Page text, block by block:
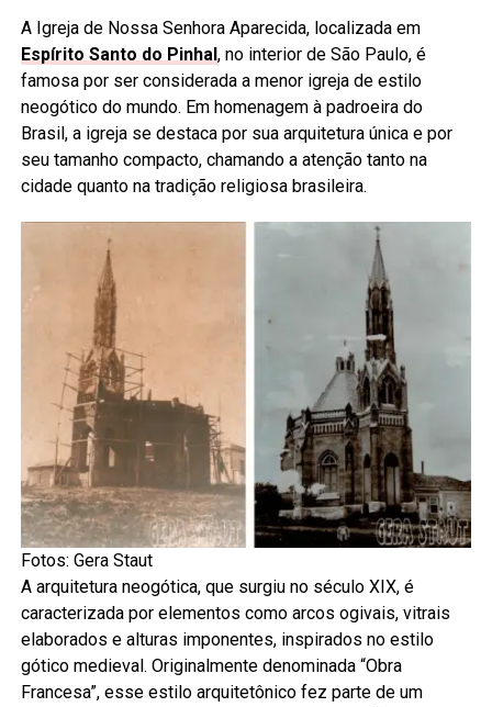
A Igreja de Nossa Senhora Aparecida, localizada em
Espírito Santo do Pinhal, no interior de São Paulo, é
famosa por ser considerada a menor igreja de estilo
neogótico do mundo. Em homenagem à padroeira do
Brasil, a igreja se destaca por sua arquitetura única e por
seu tamanho compacto, chamando a atenção tanto na
cidade quanto na tradição religiosa brasileira.
Fotos: Gera Staut
A arquitetura neogótica, que surgiu no século XIX, é
caracterizada por elementos como arcos ogivais, vitrais
elaborados e alturas imponentes, inspirados no estilo
gótico medieval. Originalmente denominada “Obra
Francesa”, esse estilo arquitetônico fez parte de um